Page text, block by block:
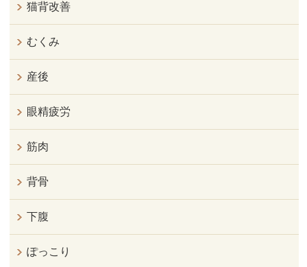
猫背改善
むくみ
産後
眼精疲労
筋肉
背骨
下腹
ぽっこり